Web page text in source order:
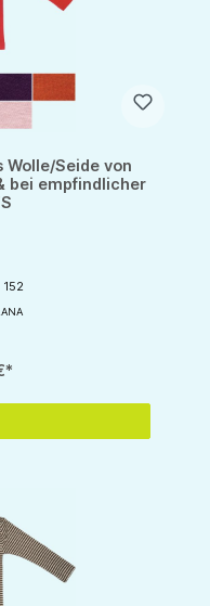
Seide von
bei empfindlicher